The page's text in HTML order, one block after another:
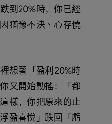
到20%時，你已經
猶豫不決、心存僥
想著「盈利20%時
又開始動搖：「都
樣，你把原來的止
盈喜悅」跌回「虧